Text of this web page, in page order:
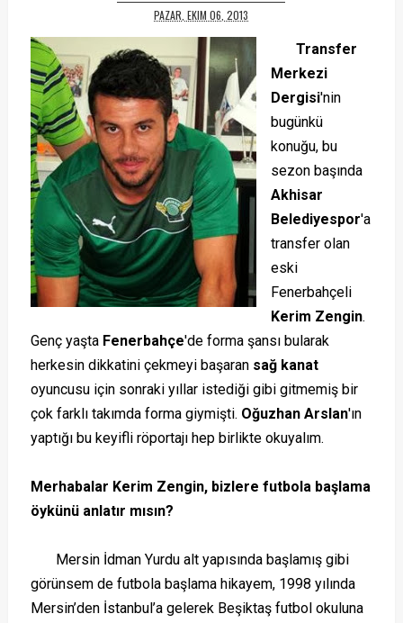
PAZAR, EKIM 06, 2013
Transfer
Merkezi
Dergisi'nin
bugünkü
konuğu, bu
sezon başında
Akhisar
Belediyespor'a
transfer olan
eski
Fenerbahçeli
Kerim Zengin.
Genç yaşta Fenerbahçe'de forma şansı bularak
herkesin dikkatini çekmeyi başaran sağ kanat
oyuncusu için sonraki yıllar istediği gibi gitmemiş bir
çok farklı takımda forma giymişti. Oğuzhan Arslan'ın
yaptığı bu keyifli röportajı hep birlikte okuyalım.
Merhabalar Kerim Zengin, bizlere futbola başlama
öykünü anlatır mısın?
Mersin İdman Yurdu alt yapısında başlamış gibi
görünsem de futbola başlama hikayem, 1998 yılında
Mersin’den İstanbul’a gelerek Beşiktaş futbol okuluna